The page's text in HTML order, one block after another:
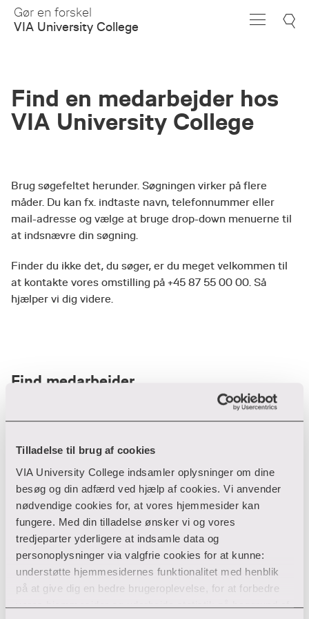
Tilladelse til brug af cookies
VIA University College indsamler oplysninger om dine
besøg og din adfærd ved hjælp af cookies. Vi anvender
nødvendige cookies for, at vores hjemmesider kan
fungere. Med din tilladelse ønsker vi og vores
tredjeparter yderligere at indsamle data og
personoplysninger via valgfrie cookies for at kunne:
understøtte hjemmesidernes funktionalitet med henblik
på at give dig en bedre brugeroplevelse, for at forbedre
vores hjemmesider og udarbejde statistik på baggrund af
Skip
Main
Gør en forskel
VIA University College
Find en medarbejder hos
VIA University College
Brug søgefeltet herunder. Søgningen virker på flere
måder. Du kan fx. indtaste navn, telefonnummer eller
mail-adresse og vælge at bruge drop-down menuerne til
at indsnævre din søgning.
Finder du ikke det, du søger, er du meget velkommen til
at kontakte vores omstilling på +45 87 55 00 00. Så
hjælper vi dig videre.
Find medarbejder
Filter
Ryd filtre
Din søgning gav desværre ikke noget resultat
Giv ikke op endnu!